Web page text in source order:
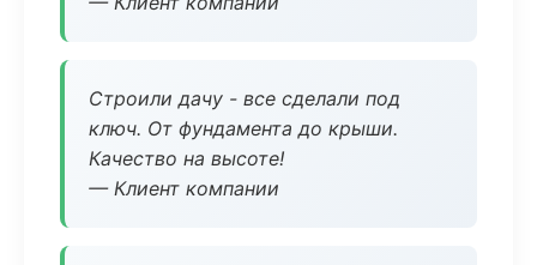
Строили дачу - все сделали под
ключ. От фундамента до крыши.
Качество на высоте!
— Клиент компании